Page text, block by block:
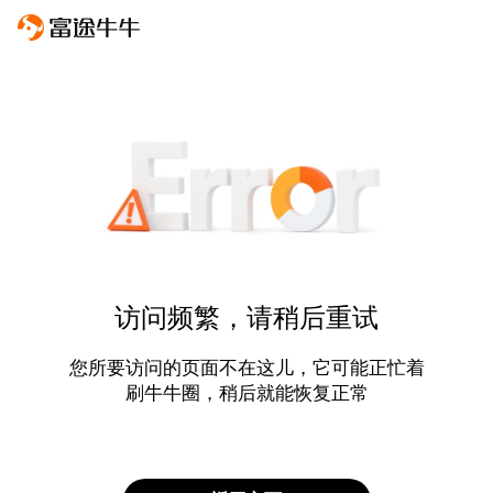
访问频繁，请稍后重试
您所要访问的页面不在这儿，它可能正忙着
刷牛牛圈，稍后就能恢复正常